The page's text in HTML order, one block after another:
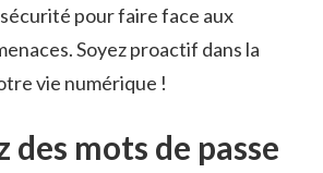
pour faire face aux
Soyez ⁣proactif dans ‌la
vie numérique !
⁣des mots de⁣ passe